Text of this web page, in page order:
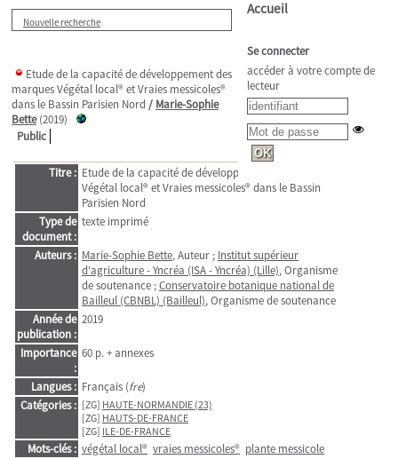
Nouvelle recherche
Etude de la capacité de développement des
marques Végétal local® et Vraies messicoles®
dans le Bassin Parisien Nord / Marie-Sophie
Bette(2019)
Public
Titre : Etude de la capacité de développement des marques
Végétal local® et Vraies messicoles® dans le Bassin
Parisien Nord
Type de
document :
texte imprimé
Auteurs : Marie-Sophie Bette, Auteur ; Institut supérieur
d'agriculture - Yncréa (ISA - Yncréa) (Lille), Organisme
de soutenance ;Conservatoire botanique national de
Bailleul (CBNBL) (Bailleul), Organisme de soutenance
Année de
publication :
2019
Importance
:
60 p. + annexes
Langues : Français (fre)
Catégories : [ZG] HAUTE-NORMANDIE (23)
[ZG] HAUTS-DE-FRANCE
[ZG] ILE-DE-FRANCE
Mots-clés : végétal local® vraies messicoles® plante messicole
Accueil
Se connecter
accéder à votre compte de
lecteur